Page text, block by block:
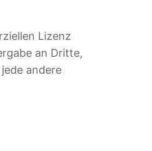
Lizenz
an Dritte,
andere